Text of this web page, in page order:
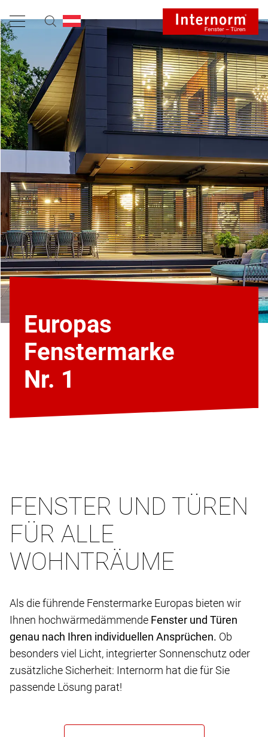
Europas
Fenstermarke
Nr. 1
FENSTER UND TÜREN
FÜR ALLE
WOHNTRÄUME
Als die führende Fenstermarke Europas bieten wir
Ihnen hochwärmedämmende Fenster und Türen
genau nach Ihren individuellen Ansprüchen. Ob
besonders viel Licht, integrierter Sonnenschutz oder
zusätzliche Sicherheit: Internorm hat die für Sie
passende Lösung parat!